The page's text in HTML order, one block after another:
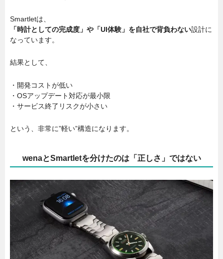
Smartletは、
「時計としての完成度」や「UI体験」を自社で背負わない設計に
なっています。
結果として、
・開発コストが低い
・OSアップデート対応が最小限
・サービス終了リスクが小さい
という、非常に”軽い”構造になります。
wenaとSmartletを分けたのは「正しさ」ではない